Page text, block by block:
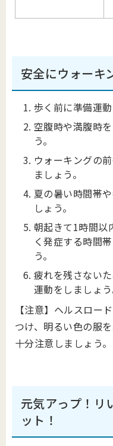
安全にウォーキ
歩く前に準備運動
空腹時や満腹時
う。
ウォーキングの
ましょう。
夏の暑い時間帯
しょう。
朝起きて1時間以
く発症する時間
う。
疲れを残さない
運動をしましょう
【注意】ヘルスロー
つけ、明るい色の服
十分注意しましょう。
元気アっプ！リ
ット！